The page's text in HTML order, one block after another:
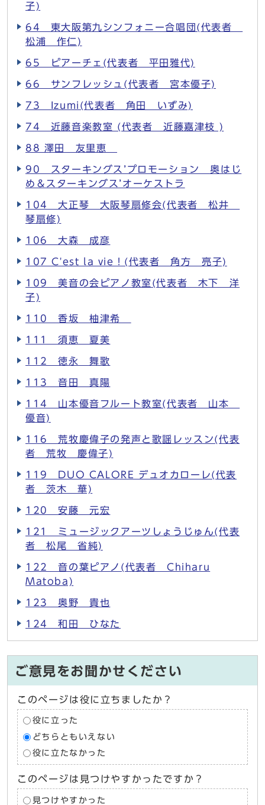
子)
64 東大阪第九シンフォニー合唱団(代表者
松浦 作仁)
65 ピアーチェ(代表者 平田雅代)
66 サンフレッシュ(代表者 宮本優子)
73 Izumi(代表者 角田 いずみ)
74 近藤音楽教室 (代表者 近藤嘉津枝 )
88 澤田 友里恵
90 スターキングス’プロモーション 奥はじ
め＆スターキングス’オーケストラ
104 大正琴 大阪琴扇修会(代表者 松井
琴扇修)
106 大森 成彦
107 C'est la vie！(代表者 角方 亮子)
109 美音の会ピアノ教室(代表者 木下 洋
子)
110 香坂 柚津希
111 須恵 夏美
112 徳永 舞歌
113 音田 真陽
114 山本優音フルート教室(代表者 山本
優音)
116 荒牧慶偉子の発声と歌謡レッスン(代表
者 荒牧 慶偉子)
119 DUO CALORE デュオカローレ(代表
者 茨木 華)
120 安藤 元宏
121 ミュージックアーツしょうじゅん(代表
者 松尾 省純)
122 音の葉ピアノ(代表者 Chiharu
Matoba)
123 奥野 貴也
124 和田 ひなた
ご意見をお聞かせください
このページは役に立ちましたか？
役に立った
どちらともいえない
役に立たなかった
このページは見つけやすかったですか？
見つけやすかった